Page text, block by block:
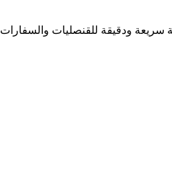
ودقيقة للقنصليات والسفارات